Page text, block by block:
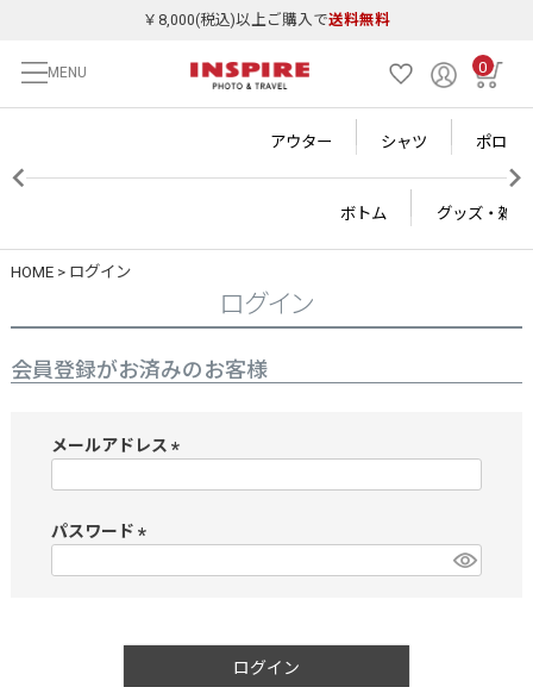
￥8,000(税込)以上ご購入で送料無料
MENU 0
アウター シャツ ポロシ
ボトム グッズ・雑貨
HOME ログイン
ログイン
会員登録がお済みのお客様
メールアドレス
)
パスワード
ログイン